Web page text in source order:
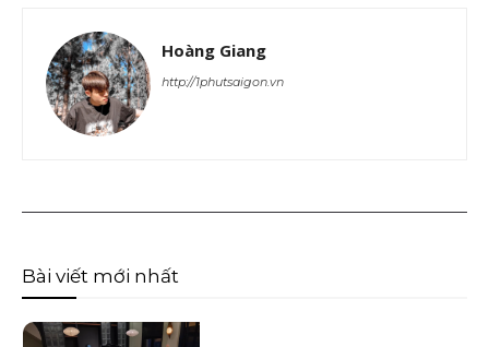
Hoàng Giang
http://1phutsaigon.vn
Bài viết mới nhất